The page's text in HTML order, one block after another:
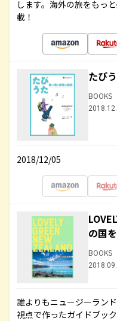
します。海外の旅をもっ
載！
たび
BOOKS
2018/12/05
の国
BOOKS
誰よりもニュージーラン
視点で作ったガイドブック